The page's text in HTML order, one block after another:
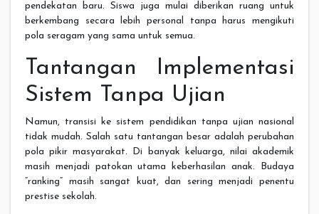
pendekatan baru. Siswa juga mulai diberikan ruang untuk
berkembang secara lebih personal tanpa harus mengikuti
pola seragam yang sama untuk semua.
Tantangan Implementasi
Sistem Tanpa Ujian
Namun, transisi ke sistem pendidikan tanpa ujian nasional
tidak mudah. Salah satu tantangan besar adalah perubahan
pola pikir masyarakat. Di banyak keluarga, nilai akademik
masih menjadi patokan utama keberhasilan anak. Budaya
“ranking” masih sangat kuat, dan sering menjadi penentu
prestise sekolah.